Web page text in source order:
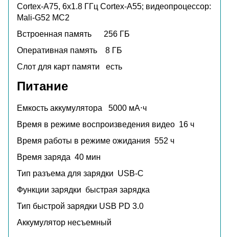
Cortex-A75, 6x1.8 ГГц Cortex-A55; видеопроцессор:
Mali-G52 MC2
Встроенная память 256 ГБ
Оперативная память 8 ГБ
Слот для карт памяти есть
Питание
Емкость аккумулятора 5000 мА⋅ч
Время в режиме воспроизведения видео 16 ч
Время работы в режиме ожидания 552 ч
Время заряда 40 мин
Тип разъема для зарядки USB-C
Функции зарядки быстрая зарядка
Тип быстрой зарядки USB PD 3.0
Аккумулятор несъемный